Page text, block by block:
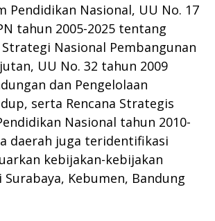
Pendidikan Nasional, UU No. 17
tahun 2005-2025 tentang
Nasional Pembangunan
UU No. 32 tahun 2009
dan Pengelolaan
serta Rencana Strategis
Nasional tahun 2010-
daerah juga teridentifikasi
kebijakan-kebijakan
Kebumen, Bandung